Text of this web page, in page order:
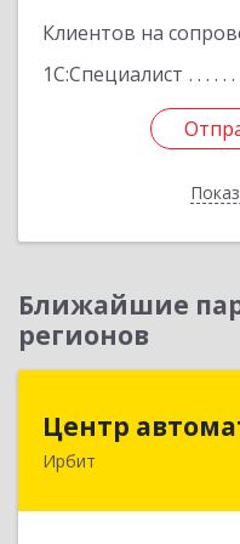
Клиентов на
1С:Специалист
Ближайшие
регионов
Центр
Ирбит623854,